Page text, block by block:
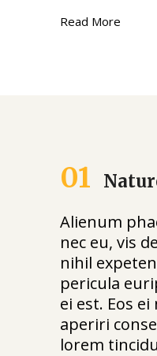
Read More
01
Alienum
nec eu, vis
nihil
pericula
ei est. Eos
aperiri
lorem